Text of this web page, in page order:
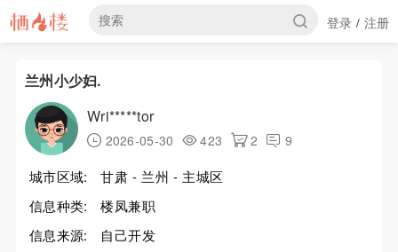
登录 / 注册
兰州小少妇.
Wri*****tor
2026-05-30 423 2 9
城市区域:
甘肃 - 兰州 - 主城区
信息种类:
楼凤兼职
信息来源:
自己开发